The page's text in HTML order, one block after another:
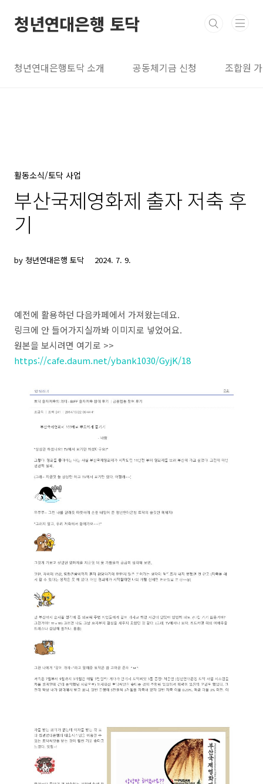
청년연대은행 토닥
청년연대은행토닥 소개 공동체기금 신청 조합원
활동소식/토닥 사업
부산국제영화제 출자 저축 후
기
by 청년연대은행 토닥 2024. 7. 9.
예전에 활용하던 다음카페에서 가져왔는데요.
링크에 안 들어가지실까봐 이미지로 넣었어요.
원본을 보시려면 여기로 >>
https://cafe.daum.net/ybank1030/GyjK/18